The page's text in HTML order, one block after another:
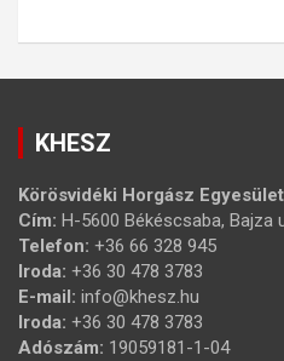
KHESZ
Körösvidéki Horgász
Cím: H-5600 Békéscsaba, Bajza
Telefon: +36 66 328 945
Iroda: +36 30 478 3783
E-mail: info@khesz.hu
Iroda: +36 30 478 3783
Adószám: 19059181-1-04